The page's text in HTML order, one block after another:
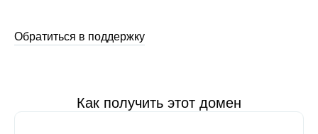
Обратиться в поддержку
Как получить этот домен